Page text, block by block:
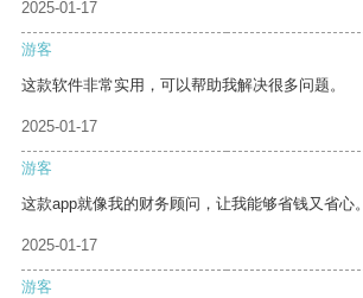
2025-01-17
游客
这款软件非常实用，可以帮助我解决很多问题。
2025-01-17
游客
这款app就像我的财务顾问，让我能够省钱又省心。
2025-01-17
游客